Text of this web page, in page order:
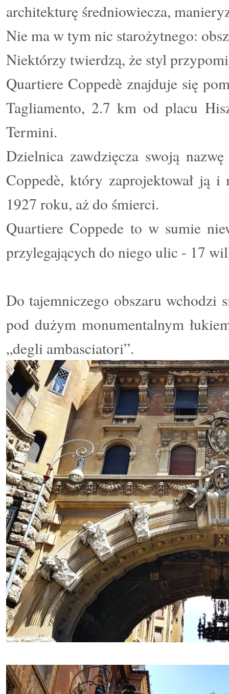
architekturę średniowiecza,
Nie ma w tym nic starożytnego:
Niektórzy twierdzą, że styl
Quartiere Coppedè znajduje się
Tagliamento, 2.7 km od placu
Termini.
Dzielnica zawdzięcza swoją
Coppedè, który zaprojektował ją i
1927 roku, aż do śmierci.
Quartiere Coppede to w sumie
przylegających do niego ulic - 17
Do tajemniczego obszaru wchodzi
pod dużym monumentalnym
„degli ambasciatori”.